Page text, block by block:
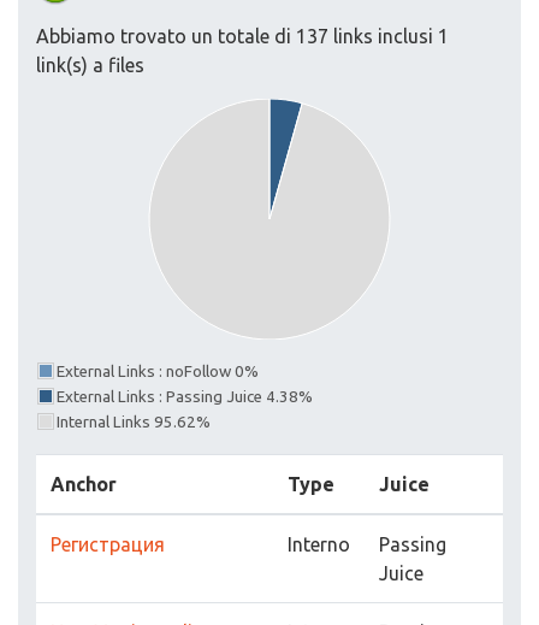
Abbiamo trovato un totale di 137 links inclusi 1
link(s) a files
External Links : noFollow 0%
External Links : Passing Juice 4.38%
Internal Links 95.62%
Anchor Type Juice
Регистрация Interno
Passing
Juice